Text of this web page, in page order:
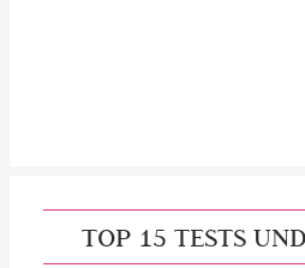
TOP 15 TESTS